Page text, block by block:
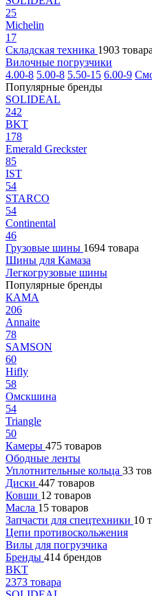
25
Michelin
17
Складская техника 1903 товара
Вилочные погрузчики
4.00-8 5.00-8 5.50-15 6.00-9
Популярные бренды
SOLIDEAL
242
BKT
178
Emerald Greckster
85
IST
54
STARCO
54
Continental
46
Грузовые шины 1694 товара
Шины для Камаза
Легкогрузовые шины
Популярные бренды
КАМА
206
Annaite
78
SAMSON
60
Hifly
58
Омскшина
54
Triangle
50
Камеры 475 товаров
Ободные ленты
Уплотнительные кольца 33
Диски 447 товаров
Ковши 12 товаров
Масла 15 товаров
Запчасти для спецтехники 10
Цепи противоскольжения
Вилы для погрузчика
Бренды 414 брендов
BKT
2373 товара